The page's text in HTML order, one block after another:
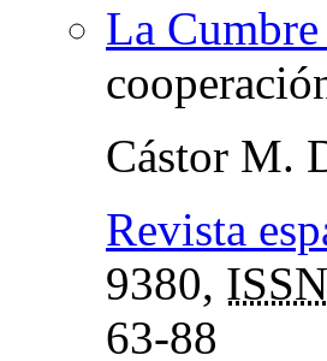
La
Cástor M.
Revista
9380,
63-88